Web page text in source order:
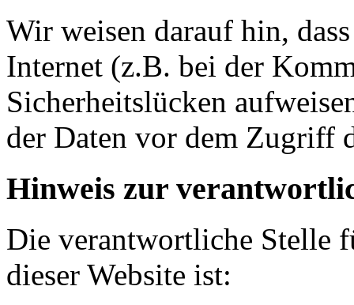
Wir weisen darauf hin,
Internet (z.B. bei der
Sicherheitslücken
der Daten vor dem Zugriff
Hinweis zur
Die verantwortliche Stelle
dieser Website ist: